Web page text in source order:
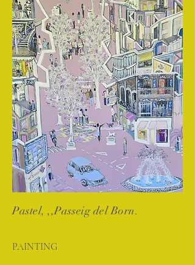
Pastel, ,,Passeig del Born.
PAINTING